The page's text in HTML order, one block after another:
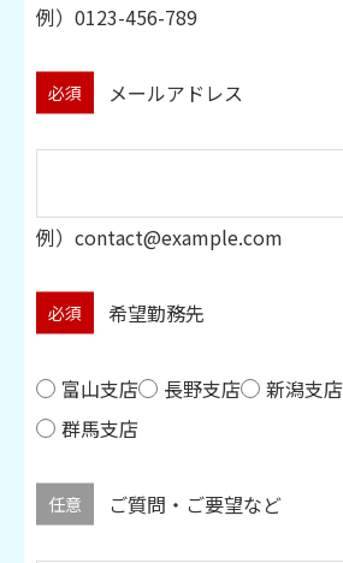
例）0123-456-789
メールアドレス
必須
例）contact@example.com
希望勤務先
必須
富山支店 長野支店 新潟支店
群馬支店
ご質問・ご要望など
任意